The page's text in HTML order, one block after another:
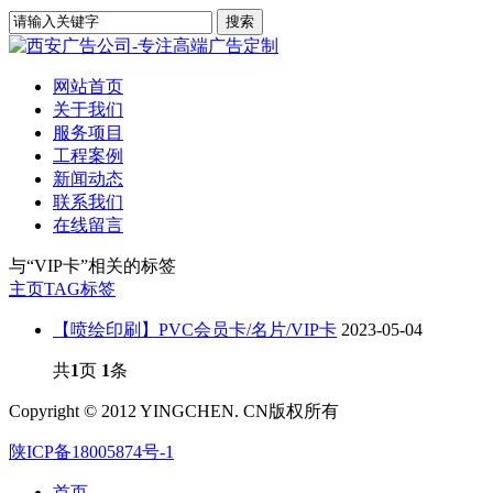
网站首页
关于我们
服务项目
工程案例
新闻动态
联系我们
在线留言
与“VIP卡”相关的标签
主页TAG标签
【喷绘印刷】PVC会员卡/名片/VIP卡 2023-05-04
共1页 1条
Copyright © 2012 YINGCHEN. CN版权所有
陕ICP备18005874号-1